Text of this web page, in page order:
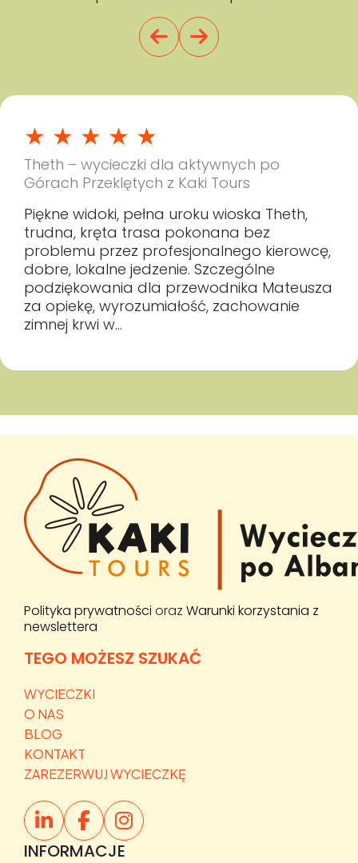
trekkingi mają średni poziom trudności i nie wymagają
doświadczenia wysokogórskiego, jednak wymagają
podstawowej sprawności fizycznej.
problemami kardiologicznymi.
★ ★ ★ ★ ★
Theth – wycieczki dla aktywnych po
Górach Przeklętych z Kaki Tours
Piękne widoki, pełna uroku wioska Theth,
trudna, kręta trasa pokonana bez
problemu przez profesjonalnego kierowcę,
dobre, lokalne jedzenie. Szczególne
podziękowania dla przewodnika Mateusza
za opiekę, wyrozumiałość, zachowanie
zimnej krwi w…
Polityka prywatności oraz Warunki korzystania z
newslettera
TEGO MOŻESZ SZUKAĆ
WYCIECZKI
O NAS
BLOG
KONTAKT
ZAREZERWUJ WYCIECZKĘ
INFORMACJE